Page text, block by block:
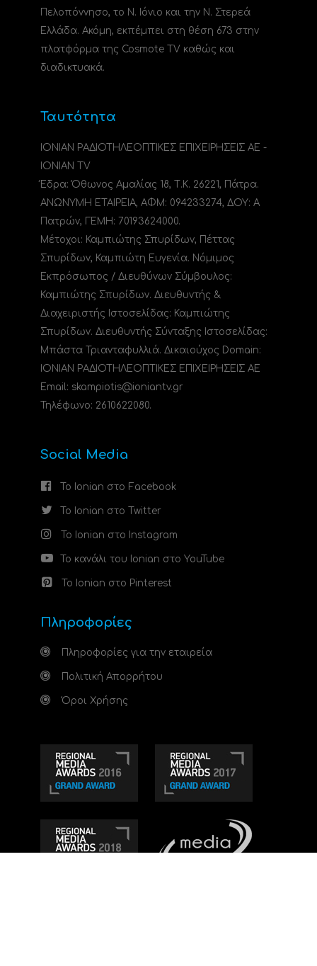
Πελοπόννησο, το N. Ιόνιο και την Ν. Στερεά
Ελλάδα. Ακόμη, εκπέμπει στη θέση 673 στην
πλατφόρμα της Cosmote TV καθώς και
διαδικτυακά.
Ταυτότητα
ΙΟΝΙΑΝ ΡΑΔΙΟΤΗΛΕΟΠΤΙΚΕΣ ΕΠΙΧΕΙΡΗΣΕΙΣ ΑΕ -
IONIAN TV
Έδρα: Όθωνος Αμαλίας 18, Τ.Κ. 26221, Πάτρα.
ΑΝΩΝΥΜΗ ΕΤΑΙΡΕΙΑ, ΑΦΜ: 094233274, ΔΟΥ: A
Πατρών, ΓΕΜΗ: 70193624000.
Μέτοχοι: Καμπιώτης Σπυρίδων, Πέττας
Σπυρίδων, Καμπιώτη Ευγενία. Νόμιμος
Εκπρόσωπος / Διευθύνων Σύμβουλος:
Καμπιώτης Σπυρίδων. Διευθυντής &
Διαχειριστής Ιστοσελίδας: Καμπιώτης
Σπυρίδων. Διευθυντής Σύνταξης Ιστοσελίδας:
Μπάστα Τριανταφυλλιά. Δικαιούχος Domain:
ΙΟΝΙΑΝ ΡΑΔΙΟΤΗΛΕΟΠΤΙΚΕΣ ΕΠΙΧΕΙΡΗΣΕΙΣ ΑΕ
Email: skampiotis@ioniantv.gr
Τηλέφωνο: 2610622080.
Social Media
Το Ionian στο Facebook
Το Ionian στο Twitter
Το Ionian στο Instagram
Το κανάλι του Ionian στο YouTube
Το Ionian στο Pinterest
Πληροφορίες
Πληροφορίες για την εταιρεία
Πολιτική Απορρήτου
Όροι Χρήσης